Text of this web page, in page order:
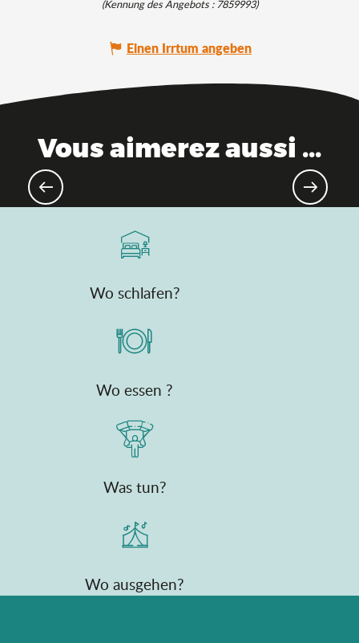
(Kennung des Angebots :7859993)
Einen Irrtum angeben
Vous aimerez aussi ...
Wo schlafen?
Wo essen ?
Was tun?
Wo ausgehen?